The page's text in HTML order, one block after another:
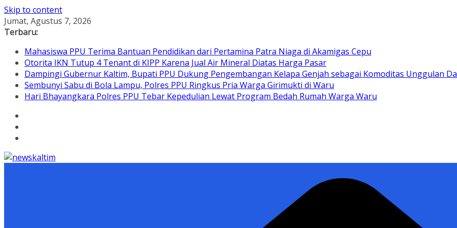
Skip to content
Jumat, Agustus 7, 2026
Terbaru:
Mahasiswa PPU Terima Bantuan Pendidikan dari Pertamina Patra Niaga di Akamigas Cepu
Otorita IKN Tutup 4 Tenant di KIPP Karena Jual Air Mineral Diatas Harga Pasar
Dampingi Gubernur Kaltim, Bupati PPU Dukung Pengembangan Kelapa Genjah sebagai Komoditas Unggulan
Sembunyi Sabu di Bola Lampu, Polres PPU Ringkus Pria Warga Girimukti di Waru
Hari Bhayangkara Polres PPU Tebar Kepedulian Lewat Program Bedah Rumah Warga Waru